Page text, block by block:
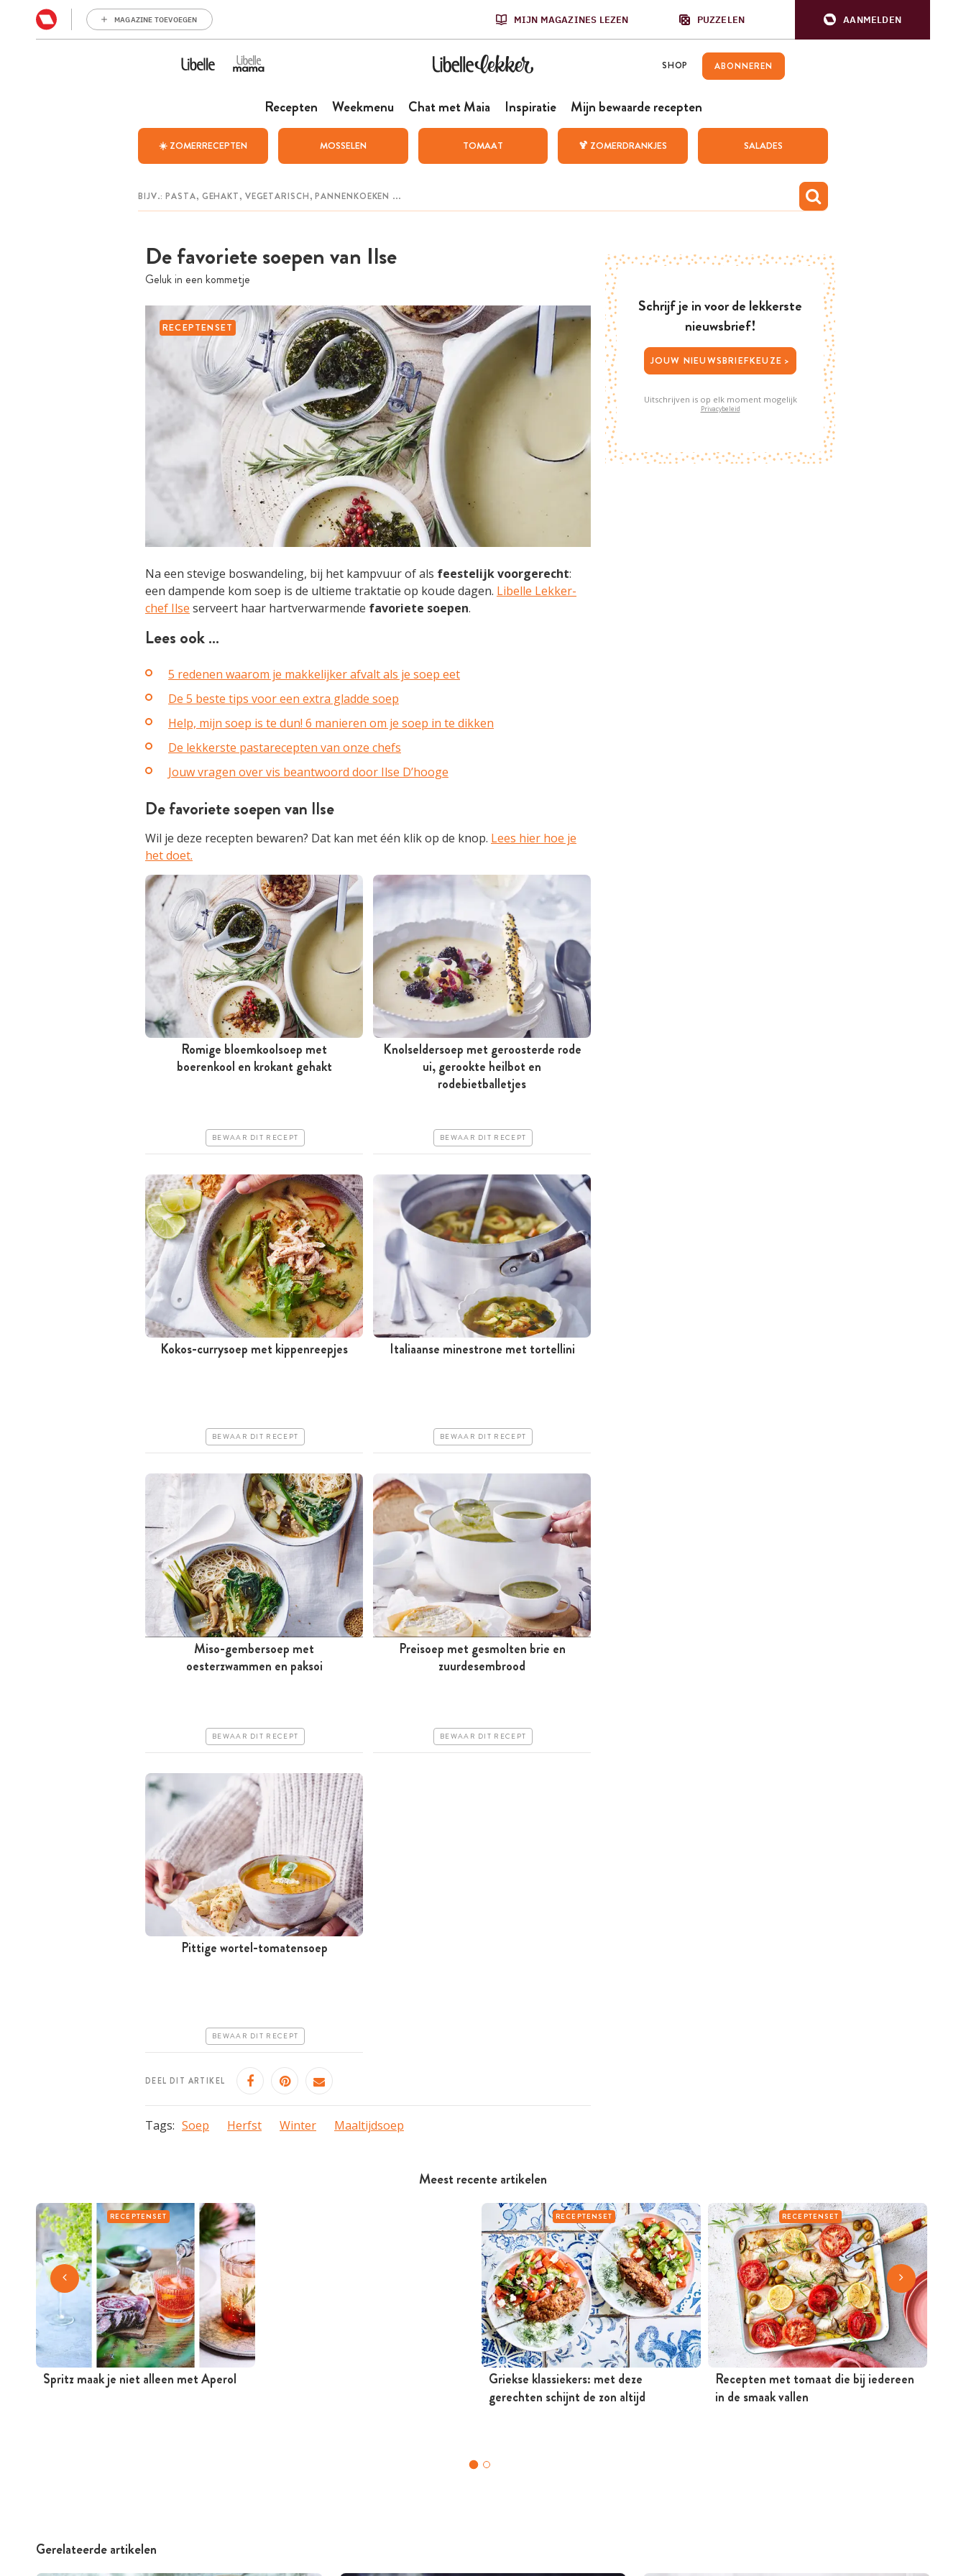
MAGAZINE TOEVOEGEN MIJN MAGAZINES LEZEN PUZZELEN AANMELDEN
SHOP ABONNEREN
Recepten Weekmenu Chat met Maia Inspiratie Mijn bewaarde recepten
☀️ ZOMERRECEPTEN MOSSELEN TOMAAT 🍹 ZOMERDRANKJES SALADES
Meest recente artikelen
RECEPTENSET
Spritz maak je niet alleen met Aperol
RECEPTENSET
Griekse klassiekers: met deze
gerechten schijnt de zon altijd
RECEPTENSET
Recepten met tomaat die bij iedereen
in de smaak vallen
De favoriete soepen van Ilse
Geluk in een kommetje
RECEPTENSET
Na een stevige boswandeling, bij het kampvuur of als feestelijkvoorgerecht:
een dampende kom soep is de ultieme traktatie op koude dagen. Libelle Lekker-
chef Ilse serveert haar hartverwarmende favoriete soepen.
Lees ook …
5 redenen waarom je makkelijker afvalt als je soep eet
De 5 beste tips voor een extra gladde soep
Help, mijn soep is te dun! 6 manieren om je soep in te dikken
De lekkerste pastarecepten van onze chefs
Jouw vragen over vis beantwoord door Ilse D’hooge
De favoriete soepen van Ilse
Wil je deze recepten bewaren? Dat kan met één klik op de knop. Lees hier hoe je
het doet.
Tussen 30 minuten en 1 uur
Romige bloemkoolsoep met
boerenkool en krokant gehakt
BEWAAR DIT RECEPT
Tussen 30 minuten en 1 uur
Knolseldersoep met geroosterde rode
ui, gerookte heilbot en
rodebietballetjes
BEWAAR DIT RECEPT
Kokos-currysoep met kippenreepjes
BEWAAR DIT RECEPT
Italiaanse minestrone met tortellini
BEWAAR DIT RECEPT
Tussen 30 minuten en 1 uur
Miso-gembersoep met
oesterzwammen en paksoi
BEWAAR DIT RECEPT
Tussen 30 minuten en 1 uur
Preisoep met gesmolten brie en
zuurdesembrood
BEWAAR DIT RECEPT
Pittige wortel-tomatensoep
BEWAAR DIT RECEPT
DEEL DIT ARTIKEL
Tags: Soep Herfst Winter Maaltijdsoep
Schrijf je in voor de lekkerste
nieuwsbrief!
JOUW NIEUWSBRIEFKEUZE >
Uitschrijven is op elk moment mogelijk
Privacybeleid
Gerelateerde artikelen